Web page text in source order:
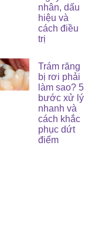
nhân, dấu
hiệu và
cách điều
trị
Trám răng
bị rơi phải
làm sao? 5
bước xử lý
nhanh và
cách khắc
phục dứt
điểm